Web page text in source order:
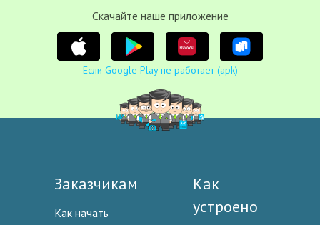
Cкачайте наше приложение
Если Google Play не работает (apk)
Заказчикам
Как начать
Как
устроено